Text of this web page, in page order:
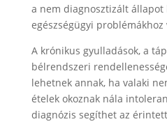
a nem diagnosztizált állapot
egészségügyi problémákhoz
A krónikus gyulladások, a
bélrendszeri
lehetnek annak, ha valaki
ételek okoznak nála
diagnózis segíthet az